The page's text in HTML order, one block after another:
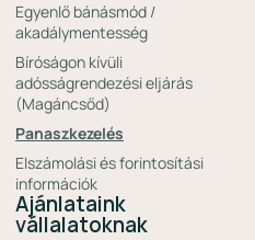
Egyenlő bánásmód /
akadálymentesség
Bíróságon kívüli
adósságrendezési eljárás
(Magáncsőd)
Panaszkezelés
Elszámolási és forintosítási
információk
Ajánlataink
vállalatoknak